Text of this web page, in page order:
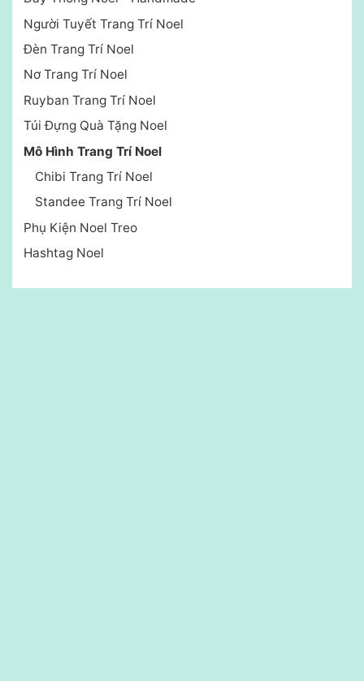
Người Tuyết Trang Trí Noel
Đèn Trang Trí Noel
Nơ Trang Trí Noel
Ruyban Trang Trí Noel
Túi Đựng Quà Tặng Noel
Mô Hình Trang Trí Noel
Chibi Trang Trí Noel
Standee Trang Trí Noel
Phụ Kiện Noel Treo
Hashtag Noel